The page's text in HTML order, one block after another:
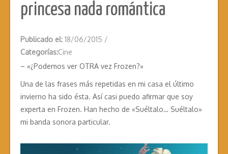
princesa nada romántica
Publicado el: 18/06/2015 /
Categorías:Cine
– «¿Podemos ver OTRA vez Frozen?»
Una de las frases más repetidas en mi casa el último
invierno ha sido ésta. Así casi puedo afirmar que soy
experta en Frozen. Han hecho de «Suéltalo… Suéltalo»
mi banda sonora particular.